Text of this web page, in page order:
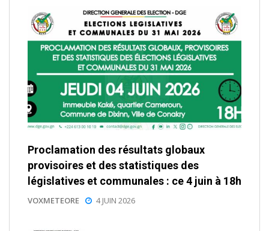
Proclamation des résultats globaux
provisoires et des statistiques des
législatives et communales : ce 4 juin à 18h
VOXMETEORE 4 JUIN 2026